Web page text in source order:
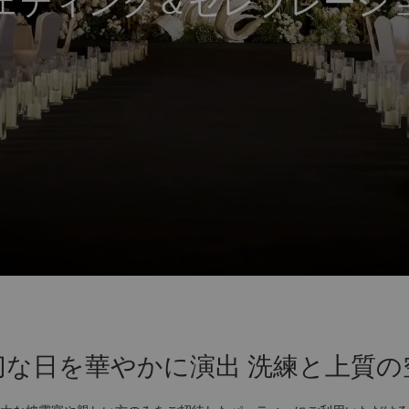
な日を華やかに演出 洗練と上質の